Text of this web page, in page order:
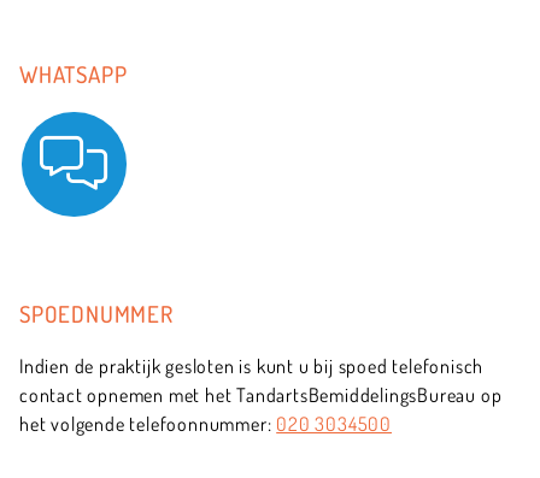
WHATSAPP
SPOEDNUMMER
Indien de praktijk gesloten is kunt u bij spoed telefonisch
contact opnemen met het TandartsBemiddelingsBureau op
het volgende telefoonnummer: 020 3034500